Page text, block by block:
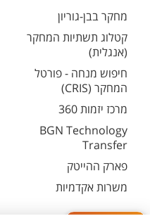
מחקר בבן-גוריון
קטלוג תשתיות המחקר
(אנגלית)
חיפוש מנחה - פורטל
המחקר (CRIS)
מרכז יזמות 360
BGN Technology
Transfer
פארק ההייטק
משרות אקדמיות